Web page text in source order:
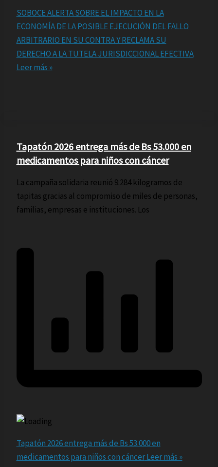
SOBOCE ALERTA SOBRE EL IMPACTO EN LA
ECONOMÍA DE LA POSIBLE EJECUCIÓN DEL FALLO
ARBITRARIO EN SU CONTRA Y RECLAMA SU
DERECHO A LA TUTELA JURISDICCIONAL EFECTIVA
Leer más »
Tapatón 2026 entrega más de Bs 53.000 en
medicamentos para niños con cáncer
La campaña solidaria reunió 9.284 kilogramos de
tapitas gracias al compromiso de miles de personas,
familias, empresas e instituciones. Los
Tapatón 2026 entrega más de Bs 53.000 en
medicamentos para niños con cáncerLeer más »